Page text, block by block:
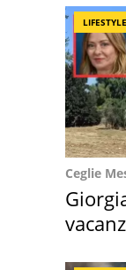
LIFESTYLE
Ceglie